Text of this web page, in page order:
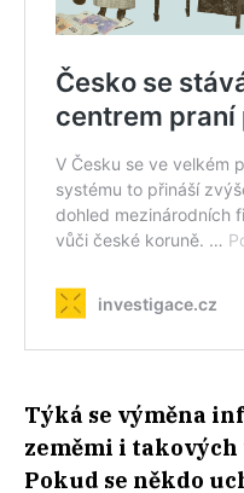
Týká se výměna
zeměmi i takových
Pokud se někdo